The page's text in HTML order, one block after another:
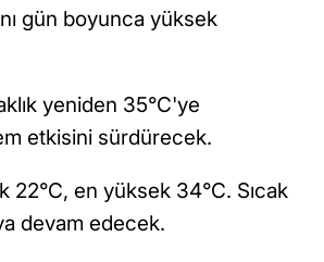
gün boyunca yüksek
yeniden 35°C'ye
etkisini sürdürecek.
22°C, en yüksek 34°C. Sıcak
devam edecek.